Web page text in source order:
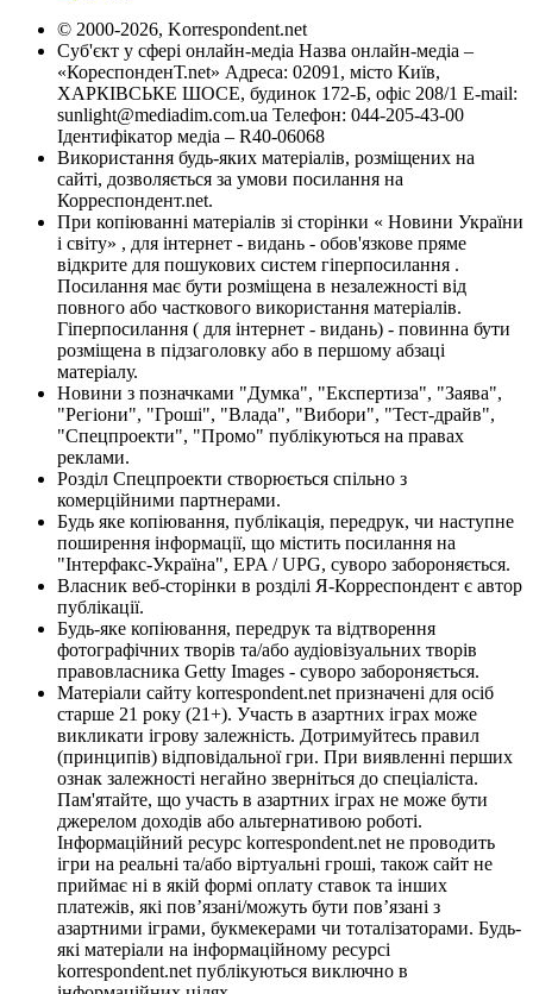
© 2000-2026, Korrespondent.net
Суб'єкт у сфері онлайн-медіа Назва онлайн-медіа –
«КореспонденТ.net» Адреса: 02091, місто Київ,
ХАРКІВСЬКЕ ШОСЕ, будинок 172-Б, офіс 208/1 E-mail:
sunlight@mediadim.com.ua Телефон: 044-205-43-00
Ідентифікатор медіа – R40-06068
Використання будь-яких матеріалів, розміщених на
сайті, дозволяється за умови посилання на
Корреспондент.net.
При копіюванні матеріалів зі сторінки « Новини України
і світу» , для інтернет - видань - обов'язкове пряме
відкрите для пошукових систем гіперпосилання .
Посилання має бути розміщена в незалежності від
повного або часткового використання матеріалів.
Гіперпосилання ( для інтернет - видань) - повинна бути
розміщена в підзаголовку або в першому абзаці
матеріалу.
Новини з позначками "Думка", "Експертиза", "Заява",
"Регіони", "Гроші", "Влада", "Вибори", "Тест-драйв",
"Спецпроекти", "Промо" публікуються на правах
реклами.
Розділ Спецпроекти створюється спільно з
комерційними партнерами.
Будь яке копіювання, публікація, передрук, чи наступне
поширення інформації, що містить посилання на
"Інтерфакс-Україна", EPA / UPG, суворо забороняється.
Власник веб-сторінки в розділі Я-Корреспондент є автор
публікації.
Будь-яке копіювання, передрук та відтворення
фотографічних творів та/або аудіовізуальних творів
правовласника Getty Images - суворо забороняється.
Матеріали сайту korrespondent.net призначені для осіб
старше 21 року (21+). Участь в азартних іграх може
викликати ігрову залежність. Дотримуйтесь правил
(принципів) відповідальної гри. При виявленні перших
ознак залежності негайно зверніться до спеціаліста.
Пам'ятайте, що участь в азартних іграх не може бути
джерелом доходів або альтернативою роботі.
Інформаційний ресурс korrespondent.net не проводить
ігри на реальні та/або віртуальні гроші, також сайт не
приймає ні в якій формі оплату ставок та інших
платежів, які пов’язані/можуть бути пов’язані з
азартними іграми, букмекерами чи тоталізаторами. Будь-
які матеріали на інформаційному ресурсі
korrespondent.net публікуються виключно в